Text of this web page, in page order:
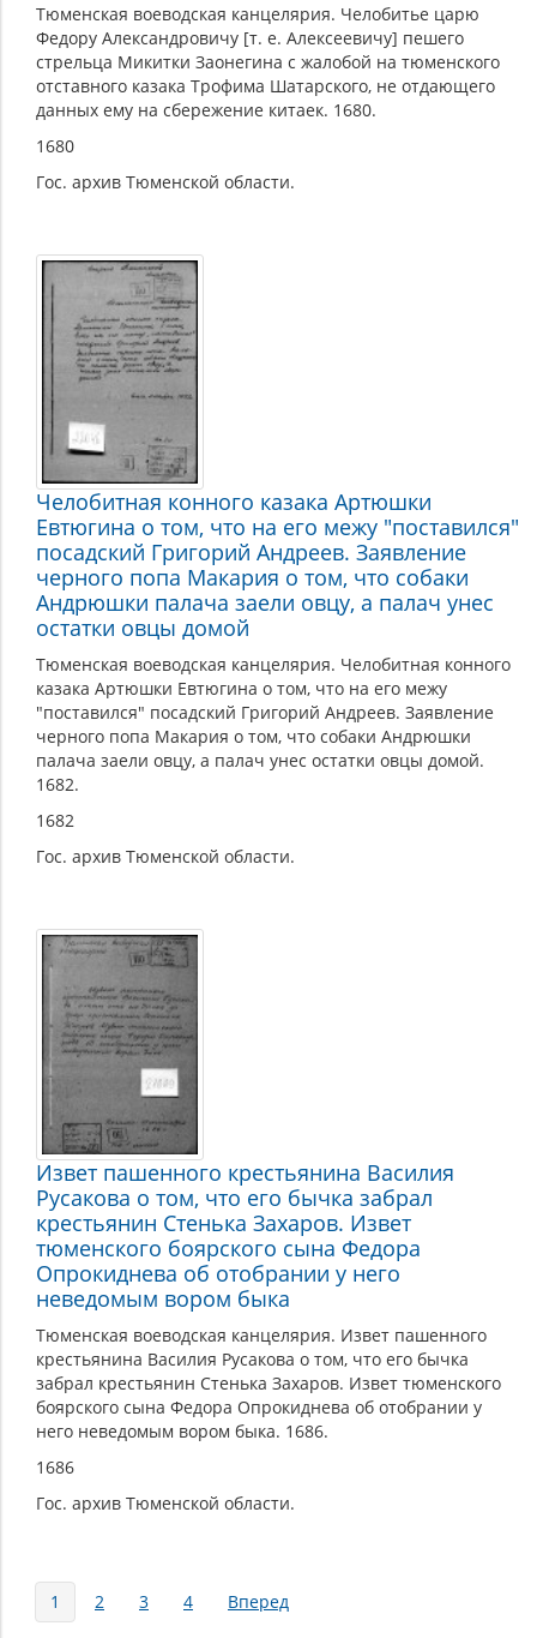
Тюменская воеводская канцелярия. Челобитье царю
Федору Александровичу [т. е. Алексеевичу] пешего
стрельца Микитки Заонегина с жалобой на тюменского
отставного казака Трофима Шатарского, не отдающего
данных ему на сбережение китаек. 1680.
1680
Гос. архив Тюменской области.
Челобитная конного казака Артюшки
Евтюгина о том, что на его межу "поставился"
посадский Григорий Андреев. Заявление
черного попа Макария о том, что собаки
Андрюшки палача заели овцу, а палач унес
остатки овцы домой
Тюменская воеводская канцелярия. Челобитная конного
казака Артюшки Евтюгина о том, что на его межу
"поставился" посадский Григорий Андреев. Заявление
черного попа Макария о том, что собаки Андрюшки
палача заели овцу, а палач унес остатки овцы домой.
1682.
1682
Гос. архив Тюменской области.
Извет пашенного крестьянина Василия
Русакова о том, что его бычка забрал
крестьянин Стенька Захаров. Извет
тюменского боярского сына Федора
Опрокиднева об отобрании у него
неведомым вором быка
Тюменская воеводская канцелярия. Извет пашенного
крестьянина Василия Русакова о том, что его бычка
забрал крестьянин Стенька Захаров. Извет тюменского
боярского сына Федора Опрокиднева об отобрании у
него неведомым вором быка. 1686.
1686
Гос. архив Тюменской области.
Страницы
1 2 3 4 Вперед